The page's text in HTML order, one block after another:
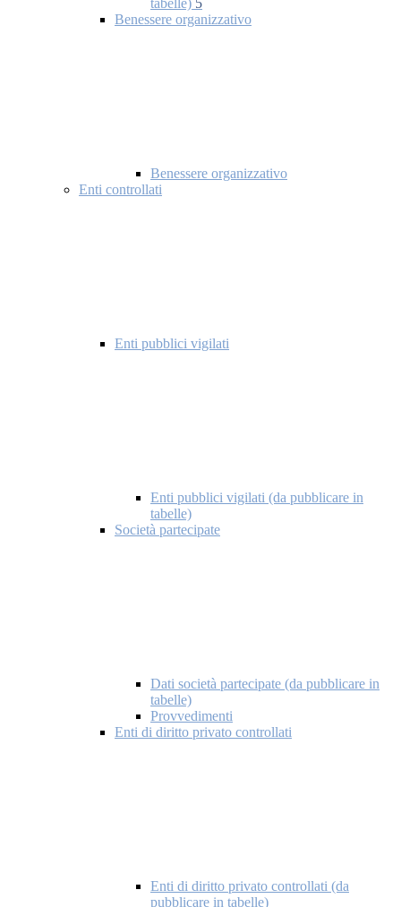
tabelle) 5
Benessere organizzativo
Benessere organizzativo
Enti controllati
Enti pubblici vigilati
Enti pubblici vigilati (da pubblicare in
tabelle)
Società partecipate
Dati società partecipate (da pubblicare in
tabelle)
Provvedimenti
Enti di diritto privato controllati
Enti di diritto privato controllati (da
pubblicare in tabelle)